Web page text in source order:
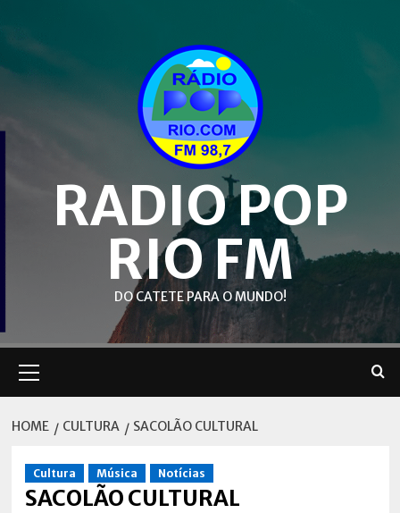
content
RADIO POP
RIO FM
DO CATETE PARA O MUNDO!
Menu
HOME CULTURA SACOLÃO CULTURAL
Cultura Música Notícias
SACOLÃO CULTURAL